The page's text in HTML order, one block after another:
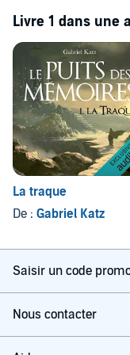
Музыка:
Aakash Gandhi / Cavalry
Aakash Gandhi /
Biz Baz Studio / Action
Biz Baz Studio / Don't
filmmusic.io
Kevin MacLeod / Killers
© Каменистый Артём
Please note: This
©2021 IDDK (P)2021
Livre 1 dans une
La traque
De : Gabriel Katz
Saisir un code
Nous contacter